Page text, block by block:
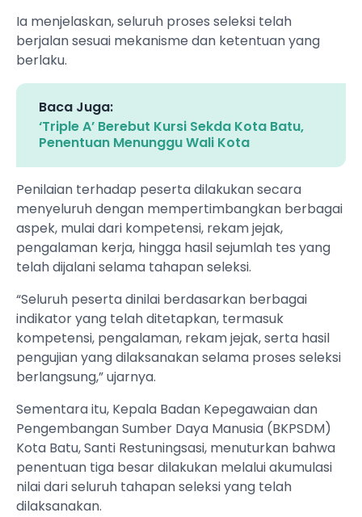
Ia menjelaskan, seluruh proses seleksi telah
berjalan sesuai mekanisme dan ketentuan yang
berlaku.
Baca Juga:
‘Triple A’ Berebut Kursi Sekda Kota Batu,
Penentuan Menunggu Wali Kota
Penilaian terhadap peserta dilakukan secara
menyeluruh dengan mempertimbangkan berbagai
aspek, mulai dari kompetensi, rekam jejak,
pengalaman kerja, hingga hasil sejumlah tes yang
telah dijalani selama tahapan seleksi.
“Seluruh peserta dinilai berdasarkan berbagai
indikator yang telah ditetapkan, termasuk
kompetensi, pengalaman, rekam jejak, serta hasil
pengujian yang dilaksanakan selama proses seleksi
berlangsung,” ujarnya.
Sementara itu, Kepala Badan Kepegawaian dan
Pengembangan Sumber Daya Manusia (BKPSDM)
Kota Batu, Santi Restuningsasi, menuturkan bahwa
penentuan tiga besar dilakukan melalui akumulasi
nilai dari seluruh tahapan seleksi yang telah
dilaksanakan.